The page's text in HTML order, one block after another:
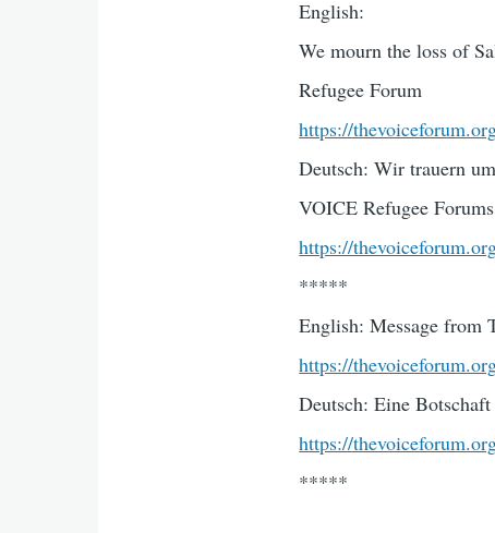
English:
We mourn the loss of
Refugee Forum
https://
Deutsch: Wir trauern
VOICE Refugee
https://
*****
English: Message from
https://
Deutsch: Eine
https://
*****